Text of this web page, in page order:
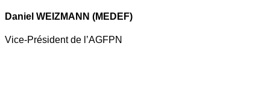
Daniel WEIZMANN (MEDEF)
Vice-Président de l’AGFPN